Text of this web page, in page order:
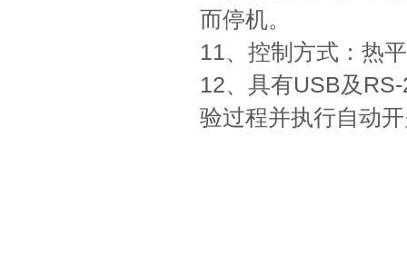
而停机。
11、控制方式：热
12、具有USB及
验过程并执行自动